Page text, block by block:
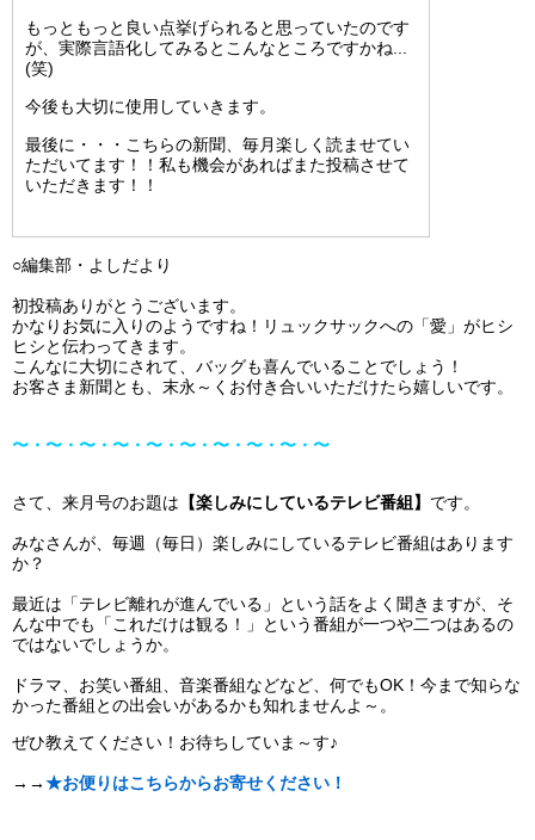
もっともっと良い点挙げられると思っていたのです
が、実際言語化してみるとこんなところですかね...
(笑)
今後も大切に使用していきます。
最後に・・・こちらの新聞、毎月楽しく読ませてい
ただいてます！！私も機会があればまた投稿させて
いただきます！！
○編集部・よしだより
初投稿ありがとうございます。
かなりお気に入りのようですね！リュックサックへの「愛」がヒシ
ヒシと伝わってきます。
こんなに大切にされて、バッグも喜んでいることでしょう！
お客さま新聞とも、末永～くお付き合いいただけたら嬉しいです。
〜・〜・〜・〜・〜・〜・〜・〜・〜・〜
さて、来月号のお題は 【楽しみにしているテレビ番組】 です。
みなさんが、毎週（毎日）楽しみにしているテレビ番組はあります
か？
最近は「テレビ離れが進んでいる」という話をよく聞きますが、そ
んな中でも「これだけは観る！」という番組が一つや二つはあるの
ではないでしょうか。
ドラマ、お笑い番組、音楽番組などなど、何でもOK！今まで知らな
かった番組との出会いがあるかも知れませんよ～。
ぜひ教えてください！お待ちしていま～す♪
→→★お便りはこちらからお寄せください！